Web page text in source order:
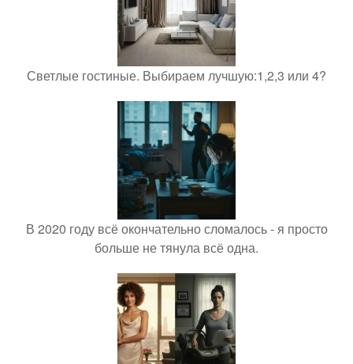
Светлые гостиные. Выбираем лучшую:1,2,3 или 4?
В 2020 году всё окончательно сломалось - я просто
больше не тянула всё одна.